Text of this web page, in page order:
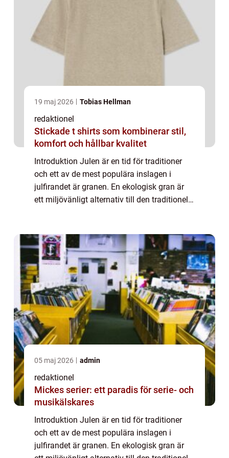
19 maj 2026 Tobias Hellman
redaktionel
Stickade t shirts som kombinerar stil,
komfort och hållbar kvalitet
Introduktion Julen är en tid för traditioner
och ett av de mest populära inslagen i
julfirandet är granen. En ekologisk gran är
ett miljövänligt alternativ till den traditionella
05 maj 2026 admin
redaktionel
Mickes serier: ett paradis för serie- och
musikälskares
Introduktion Julen är en tid för traditioner
och ett av de mest populära inslagen i
julfirandet är granen. En ekologisk gran är